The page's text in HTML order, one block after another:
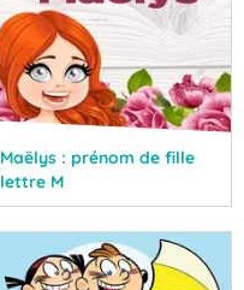
Maëlys : prénom de fille
lettre M